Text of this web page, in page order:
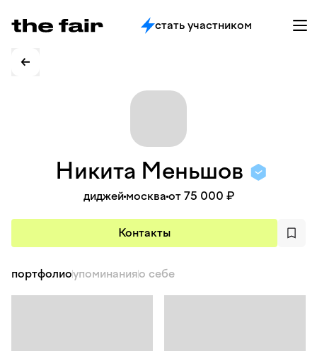
стать участником
Никита Меньшов
диджеймоскваот 75 000 ₽
Контакты
портфолиоупоминанияо себе